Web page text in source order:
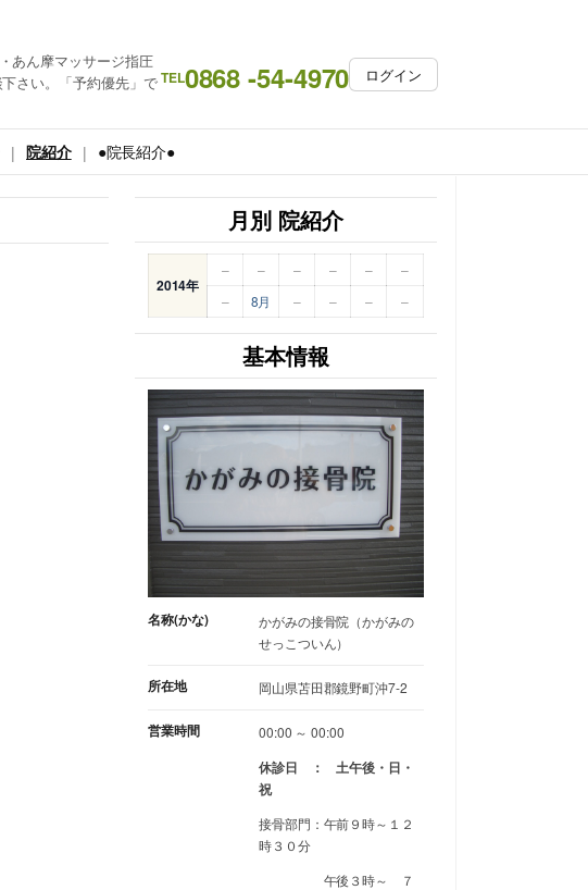
あん摩マッサージ指圧
さい。「予約優先」でTEL0868 -54-4970 ログイン
院紹介 ●院長紹介●
月別 院紹介
2014年
– – – – –
–
–
8月 – – – –
基本情報
名称(かな)
かがみの接骨院（かがみの
せっこついん）
所在地 岡山県苫田郡鏡野町沖7-2
営業時間 00:00 ～ 00:00
休診日 ： 土午後・日・
祝
接骨部門：午前９時～１２
時３０分
午後３時～ ７